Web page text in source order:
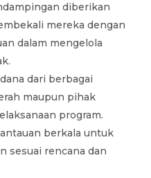
diberikan
mereka dengan
dalam mengelola
dari berbagai
maupun pihak
program.
berkala untuk
sesuai rencana dan